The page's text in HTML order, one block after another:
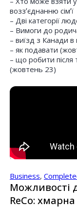
воззʼєднанню сімʼї
– Дві категорії
– Вимоги до
– виїзд з Канади
– як подавати
– що робити після
(жовтень 23)
Business,
Можливості
ReCo: